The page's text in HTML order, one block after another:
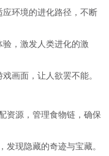
环境的进化路径，不断
，激发人类进化的激
画面，让人欲罢不能。
资源，管理食物链，确保
发现隐藏的奇迹与宝藏。